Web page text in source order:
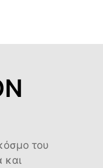
του
και